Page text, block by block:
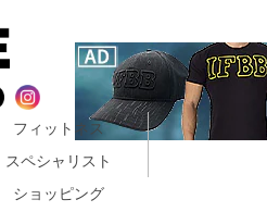
フィットネス
スペシャリスト
ショッピング